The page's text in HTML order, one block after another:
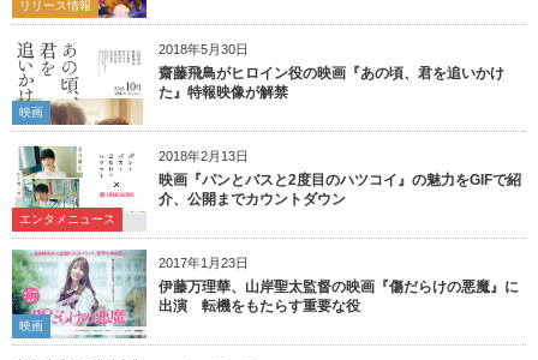
リリース情報
2018年5月30日
映画
齋藤飛鳥がヒロイン役の映画『あの頃、君を追いかけ
た』特報映像が解禁
2018年2月13日
エンタメニュース
映画『パンとバスと2度目のハツコイ』の魅力をGIFで紹
介、公開までカウントダウン
2017年1月23日
映画
伊藤万理華、山岸聖太監督の映画『傷だらけの悪魔』に
出演 転機をもたらす重要な役